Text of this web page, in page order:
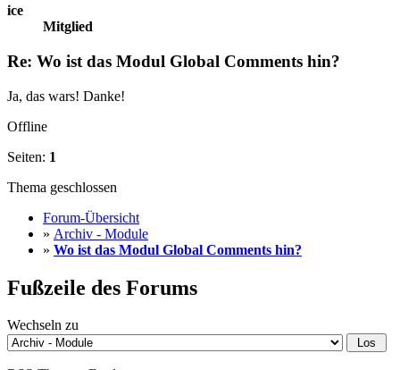
ice
Mitglied
Re: Wo ist das Modul Global Comments hin?
Ja, das wars! Danke!
Offline
Seiten: 1
Thema geschlossen
Forum-Übersicht
» Archiv - Module
» Wo ist das Modul Global Comments hin?
Fußzeile des Forums
Wechseln zu